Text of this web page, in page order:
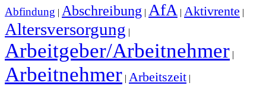
Abfindung | Abschreibung | AfA | Aktivrente |
Altersversorgung |
Arbeitgeber/Arbeitnehmer |
Arbeitnehmer | Arbeitszeit |